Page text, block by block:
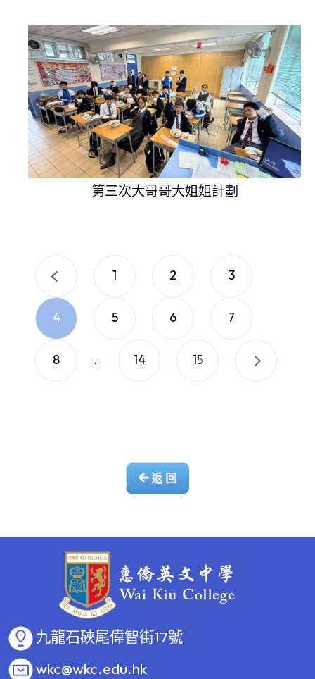
第三次大哥哥大姐姐計劃
1 2 3
4 5 6 7
8 ... 14 15
返 回
九龍石硤尾偉智街17號
wkc@wkc.edu.hk